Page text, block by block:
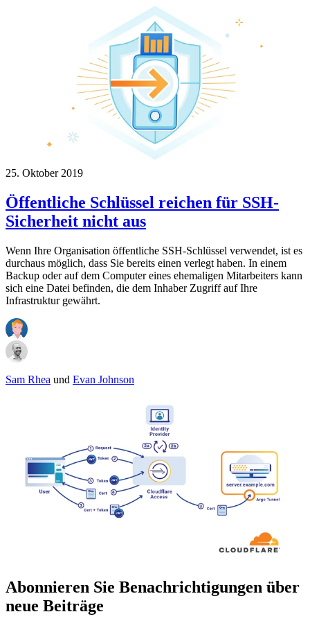
25. Oktober 2019
Öffentliche Schlüssel reichen für SSH-
Sicherheit nicht aus
Wenn Ihre Organisation öffentliche SSH-Schlüssel verwendet, ist es
durchaus möglich, dass Sie bereits einen verlegt haben. In einem
Backup oder auf dem Computer eines ehemaligen Mitarbeiters kann
sich eine Datei befinden, die dem Inhaber Zugriff auf Ihre
Infrastruktur gewährt.
Sam Rhea und Evan Johnson
Abonnieren Sie Benachrichtigungen über
neue Beiträge